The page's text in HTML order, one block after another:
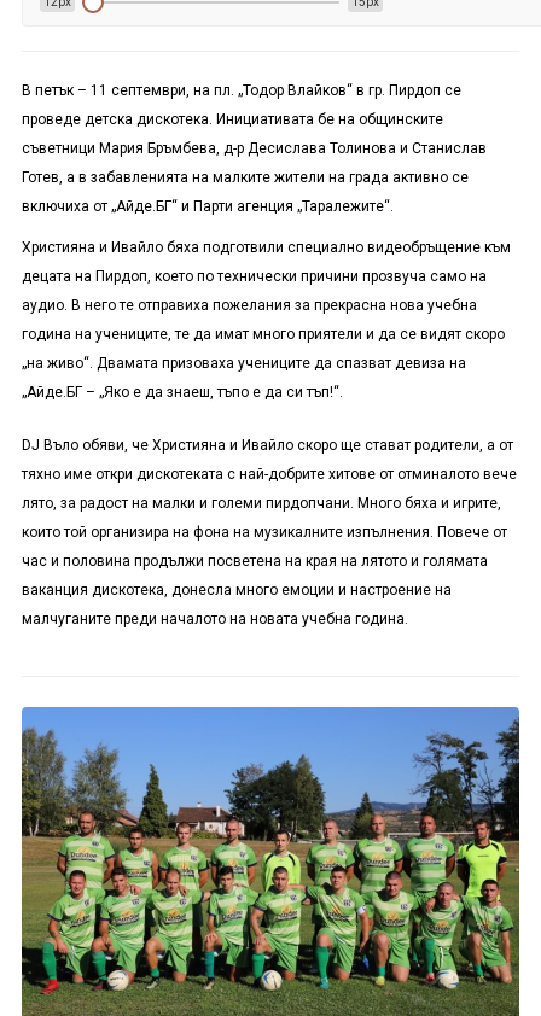
В петък – 11 септември, на пл. „Тодор Влайков“ в гр. Пирдоп се
проведе детска дискотека. Инициативата бе на общинските
съветници Мария Бръмбева, д-р Десислава Толинова и Станислав
Готев, а в забавленията на малките жители на града активно се
включиха от „Айде.БГ“ и Парти агенция „Таралежите“.
Християна и Ивайло бяха подготвили специално видеобръщение към
децата на Пирдоп, което по технически причини прозвуча само на
аудио. В него те отправиха пожелания за прекрасна нова учебна
година на учениците, те да имат много приятели и да се видят скоро
„на живо“. Двамата призоваха учениците да спазват девиза на
„Айде.БГ – „Яко е да знаеш, тъпо е да си тъп!“.
DJ Въло обяви, че Християна и Ивайло скоро ще стават родители, а от
тяхно име откри дискотеката с най-добрите хитове от отминалото вече
лято, за радост на малки и големи пирдопчани. Много бяха и игрите,
които той организира на фона на музикалните изпълнения. Повече от
час и половина продължи посветена на края на лятото и голямата
ваканция дискотека, донесла много емоции и настроение на
малчуганите преди началото на новата учебна година.